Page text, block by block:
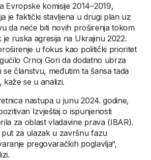
Evropske komisije 2014–2019,
je faktički stavljena u drugi plan uz
da neće biti novih proširenja tokom
ruska agresija na Ukrajinu 2022.
u fokus kao politički prioritet
Crnoj Gori da dodatno ubrza
članstvu, međutim ta šansa tada
kaže se u analizi.
nastupa u junu 2024. godine,
Izvještaj o ispunjenosti
za oblast vladavine prava (IBAR).
za ulazak u završnu fazu
pregovaračkih poglavlja“,